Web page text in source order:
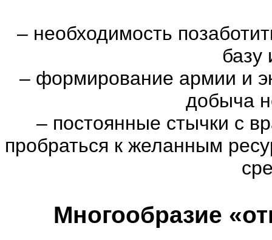
– необходимость
базу
–формирование армии и
добыча
– постоянные стычки с
пробраться к желанным
Многообразие